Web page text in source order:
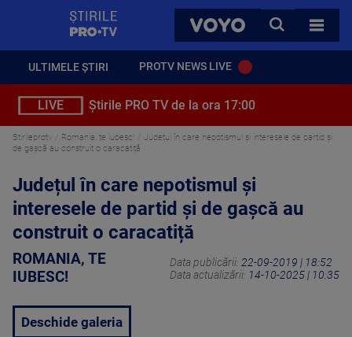
VOYO
CAUTA
TOATE
ULTIMELE ȘTIRI PROTV NEWS LIVE
LIVE Știrile PRO TV de la ora 17:00
Stirileprotv Romania, te iubesc!
Județul în care nepotismul și interesele de partid și
de gașcă au construit o caracatiță
Județul în care nepotismul și
interesele de partid și de gașcă au
construit o caracatiță
ROMANIA, TE
IUBESC!
Data publicării: 22-09-2019 | 18:52
Data actualizării: 14-10-2025 | 10:35
Deschide galeria